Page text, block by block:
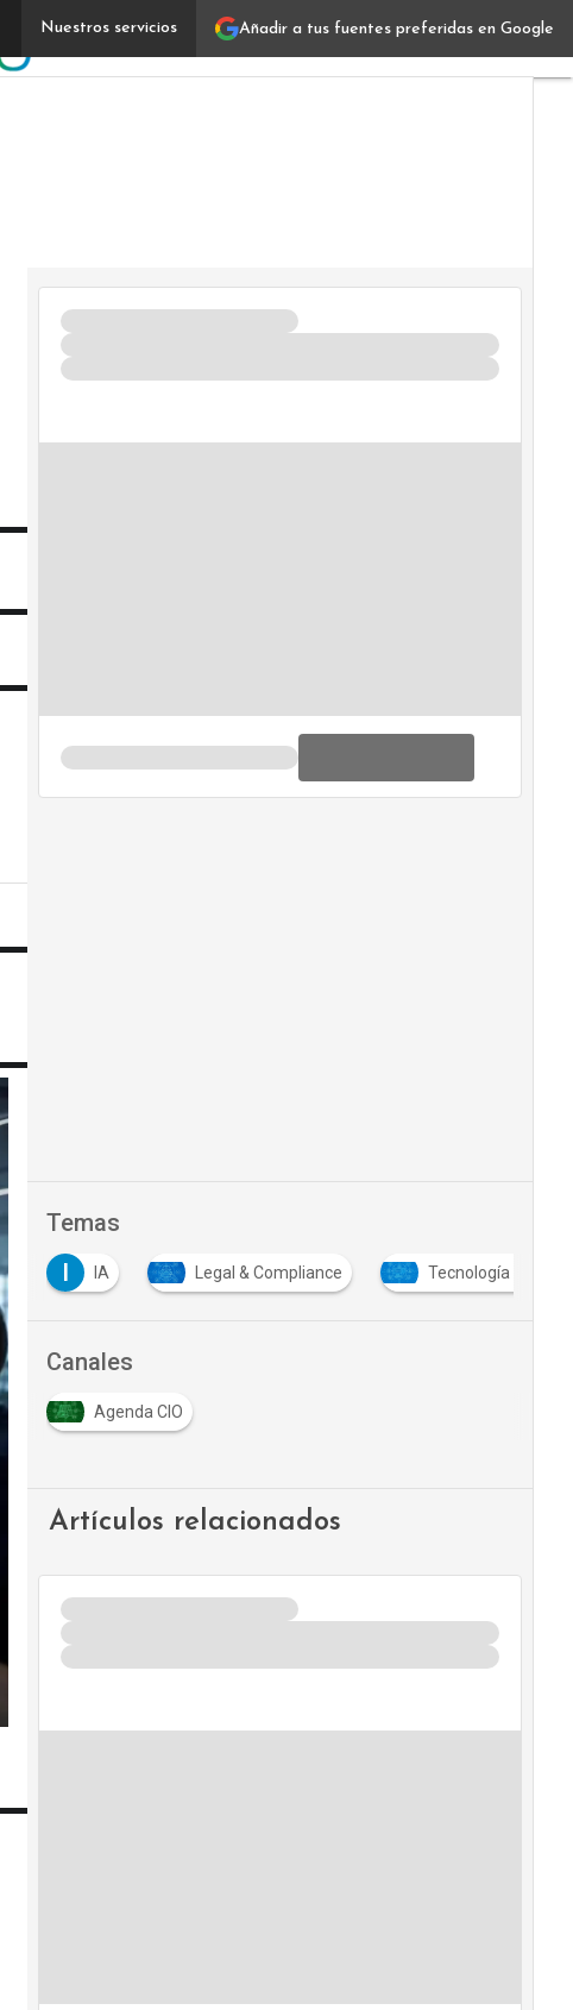
Añadir a tus fuentes preferidas en Google
Nuestros servicios
Las empresas confían en la IA, pero no en su ética: el
Temas
IA Legal & Compliance Tecnología y
Canales
Agenda CIO
Artículos relacionados